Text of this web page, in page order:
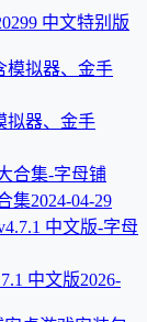
中文特别版
拟器、金手
集2024-04-29
中文版2026-